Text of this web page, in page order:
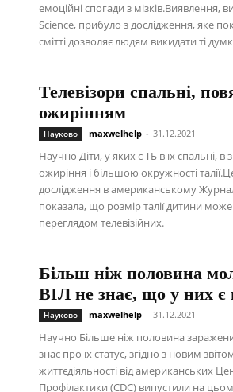
емоційні спогади з мізків.Виявлення,
Science, прибуло з дослідження, яке
смітті дозволяє людям викидати ті
Телевізори спальні,
ожирінням
Науково maxwelhelp - 31.12.2021
Научно Діти, у яких є ТБ в їх спальні,
ожиріння і більшою окружності
дослідження в американському
показала, що розмір талії дитини
переглядом телевізійних.
Більш ніж половина
ВІЛ не знає, що у них є
Науково maxwelhelp - 31.12.2021
Научно Більше ніж половина
знає про їх статус, згідно з новим
життєдіяльності від американських
Профілактики (CDC) випустили на